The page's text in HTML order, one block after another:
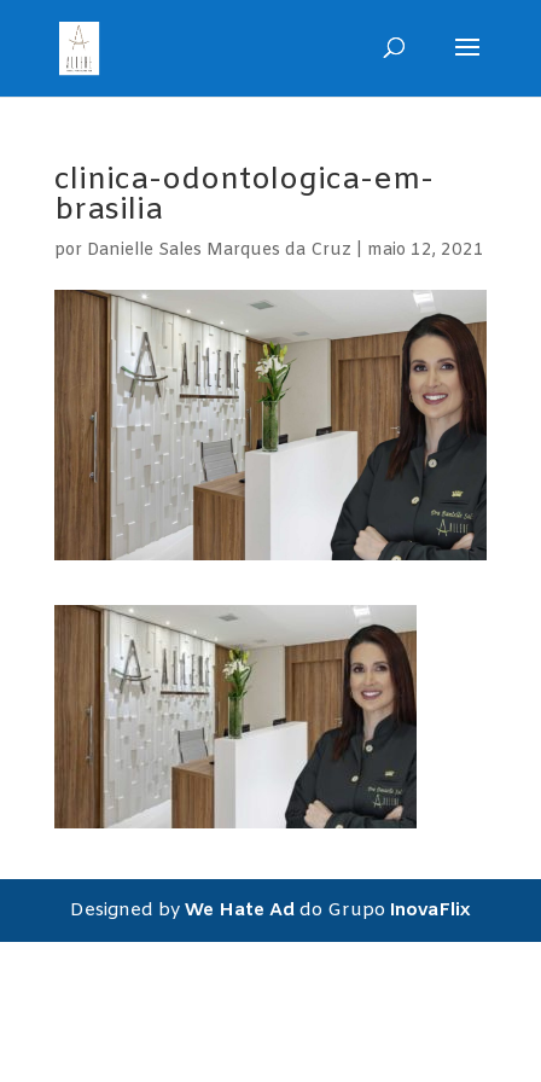
clinica-odontologica-em-
brasilia
por Danielle Sales Marques da Cruz maio 12, 2021
Designed byWe Hate Ad do Grupo InovaFlix